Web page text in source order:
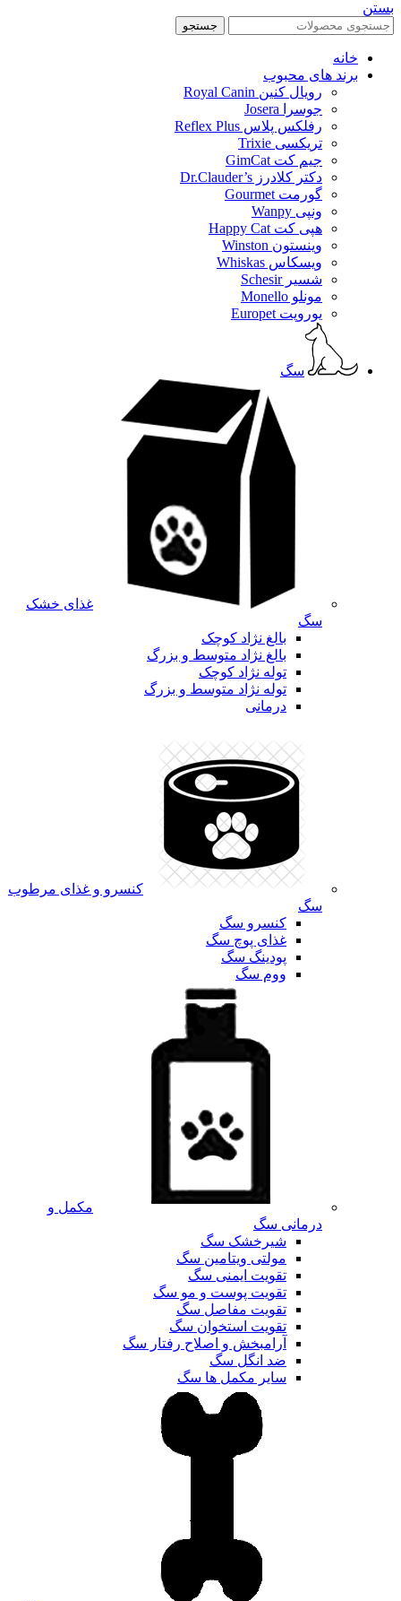
بستن
جستجو
خانه
برند های محبوب
رویال کنین Royal Canin
جوسرا Josera
رفلکس پلاس Reflex Plus
تریکسی Trixie
جیم کت GimCat
دکتر کلادرز Dr.Clauder’s
گورمت Gourmet
ونپی Wanpy
هپی کت Happy Cat
وینستون Winston
ویسکاس Whiskas
شسیر Schesir
مونلو Monello
یوروپت Europet
سگ
غذای خشک
سگ
بالغ نژاد کوچک
بالغ نژاد متوسط و بزرگ
توله نژاد کوچک
توله نژاد متوسط و بزرگ
درمانی
کنسرو و غذای مرطوب
سگ
کنسرو سگ
غذای پوچ سگ
پودینگ سگ
ووم سگ
مکمل و
درمانی سگ
شیرخشک سگ
مولتی ویتامین سگ
تقویت ایمنی سگ
تقویت پوست و مو سگ
تقویت مفاصل سگ
تقویت استخوان سگ
آرامبخش و اصلاح رفتار سگ
ضد انگل سگ
سایر مکمل ها سگ